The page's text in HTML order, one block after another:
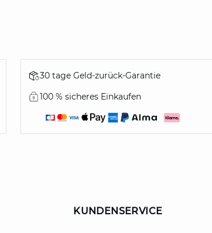
30 tage Geld-zurück-Garantie
100 % sicheres Einkaufen
KUNDENSERVICE